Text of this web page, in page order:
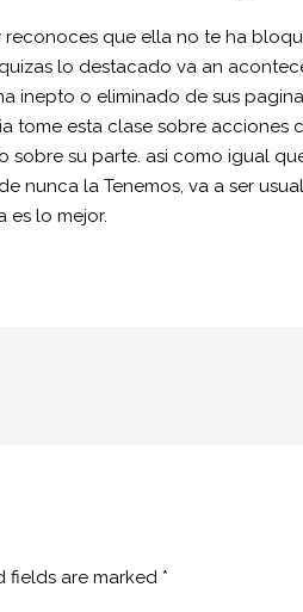
que ella no te ha
lo destacado va an
inepto o eliminado de sus
tome esta clase sobre
su parte. asi­ como igual
nunca la Tenemos, va a ser
es lo mejor.
fields are marked *